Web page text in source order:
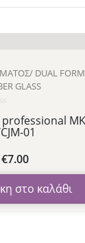
DUAL
GLASS
MK
01
€7.00
στο καλάθι